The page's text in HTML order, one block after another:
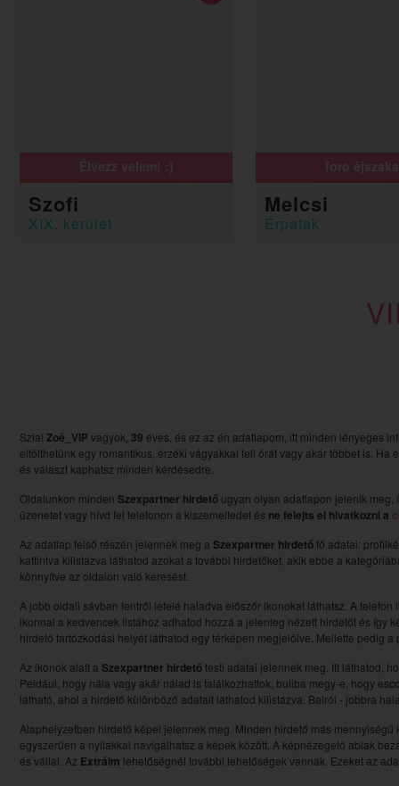
Élvezz velem! :)
Szofi
XIX. kerület
foro éjszaka
Melcsi
Érpatak
Szia! Zoé_VIP vagyok, 39 éves, és ez az én adatlapom, itt minden lényeges
eltölthetünk egy romantikus, érzéki vágyakkal teli órát vagy akár többet is. Ha
és választ kaphatsz minden kérdésedre.
Oldalunkon minden Szexpartner hirdető ugyan olyan adatlapon jelenik
üzenetet vagy hívd fel telefonon a kiszemeltedet és ne felejts el hivatkozni a
Az adatlap felső részén jelennek meg a Szexpartner hirdetőfő adatai:
kattintva kilistázva láthatod azokat a további hirdetőket, akik ebbe a
könnyítve az oldalon való keresést.
A jobb oldali sávban fentről lefelé haladva előszőr ikonokat láthatsz. A
ikonnal a kedvencek listához adhatod hozzá a jelenleg nézett hirdetőt és így
hirdető tartózkodási helyét láthatod egy térképen megjelölve. Mellette pedig
Az ikonok alatt a Szexpartner hirdetőtesti adatai jelennek meg. Itt láthatod,
Például, hogy nála vagy akár nálad is találkozhattok, buliba megy-e, hogy
látható, ahol a hirdető különböző adatait láthatod kilistázva. Balról - jobbra
Alaphelyzetben hirdető képei jelennek meg. Minden hirdető más
egyszerűen a nyilakkal navigálhatsz a képek között. A képnézegető ablak
és vállal. Az Extráim lehetőségnél további lehetőségek vannak. Ezeket az